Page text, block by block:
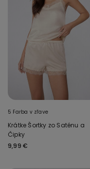
5 Farba v zľave
Krátke Šortky zo Saténu a
Čipky
9,99 €